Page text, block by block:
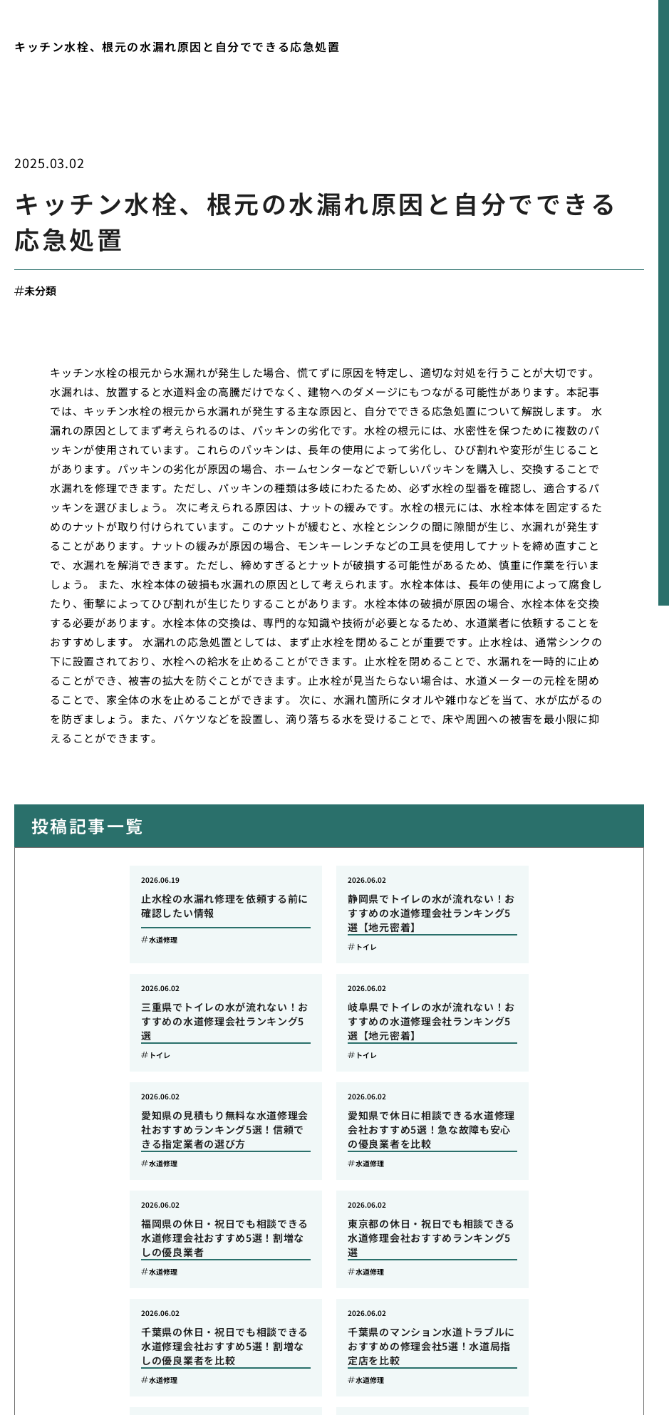
キッチン水栓、根元の水漏れ原因と自分でできる応急処置
2025.03.02
キッチン水栓、根元の水漏れ原因と自分でできる
応急処置
未分類
キッチン水栓の根元から水漏れが発生した場合、慌てずに原因を特定し、適切な対処を行うことが大切です。
水漏れは、放置すると水道料金の高騰だけでなく、建物へのダメージにもつながる可能性があります。本記事
では、キッチン水栓の根元から水漏れが発生する主な原因と、自分でできる応急処置について解説します。 水
漏れの原因としてまず考えられるのは、パッキンの劣化です。水栓の根元には、水密性を保つために複数のパ
ッキンが使用されています。これらのパッキンは、長年の使用によって劣化し、ひび割れや変形が生じること
があります。パッキンの劣化が原因の場合、ホームセンターなどで新しいパッキンを購入し、交換することで
水漏れを修理できます。ただし、パッキンの種類は多岐にわたるため、必ず水栓の型番を確認し、適合するパ
ッキンを選びましょう。 次に考えられる原因は、ナットの緩みです。水栓の根元には、水栓本体を固定するた
めのナットが取り付けられています。このナットが緩むと、水栓とシンクの間に隙間が生じ、水漏れが発生す
ることがあります。ナットの緩みが原因の場合、モンキーレンチなどの工具を使用してナットを締め直すこと
で、水漏れを解消できます。ただし、締めすぎるとナットが破損する可能性があるため、慎重に作業を行いま
しょう。 また、水栓本体の破損も水漏れの原因として考えられます。水栓本体は、長年の使用によって腐食し
たり、衝撃によってひび割れが生じたりすることがあります。水栓本体の破損が原因の場合、水栓本体を交換
する必要があります。水栓本体の交換は、専門的な知識や技術が必要となるため、水道業者に依頼することを
おすすめします。 水漏れの応急処置としては、まず止水栓を閉めることが重要です。止水栓は、通常シンクの
下に設置されており、水栓への給水を止めることができます。止水栓を閉めることで、水漏れを一時的に止め
ることができ、被害の拡大を防ぐことができます。止水栓が見当たらない場合は、水道メーターの元栓を閉め
ることで、家全体の水を止めることができます。 次に、水漏れ箇所にタオルや雑巾などを当て、水が広がるの
を防ぎましょう。また、バケツなどを設置し、滴り落ちる水を受けることで、床や周囲への被害を最小限に抑
えることができます。
投稿記事一覧
止水栓の水漏れ修理を依頼する前に
確認したい情報
2026.06.19
水道修理
静岡県でトイレの水が流れない！お
すすめの水道修理会社ランキング5
選【地元密着】
2026.06.02
トイレ
三重県でトイレの水が流れない！お
すすめの水道修理会社ランキング5
選
2026.06.02
トイレ
岐阜県でトイレの水が流れない！お
すすめの水道修理会社ランキング5
選【地元密着】
2026.06.02
トイレ
愛知県の見積もり無料な水道修理会
社おすすめランキング5選！信頼で
きる指定業者の選び方
2026.06.02
水道修理
愛知県で休日に相談できる水道修理
会社おすすめ5選！急な故障も安心
の優良業者を比較
2026.06.02
水道修理
福岡県の休日・祝日でも相談できる
水道修理会社おすすめ5選！割増な
しの優良業者
2026.06.02
水道修理
東京都の休日・祝日でも相談できる
水道修理会社おすすめランキング5
選
2026.06.02
水道修理
千葉県の休日・祝日でも相談できる
水道修理会社おすすめ5選！割増な
しの優良業者を比較
2026.06.02
水道修理
千葉県のマンション水道トラブルに
おすすめの修理会社5選！水道局指
定店を比較
2026.06.02
水道修理